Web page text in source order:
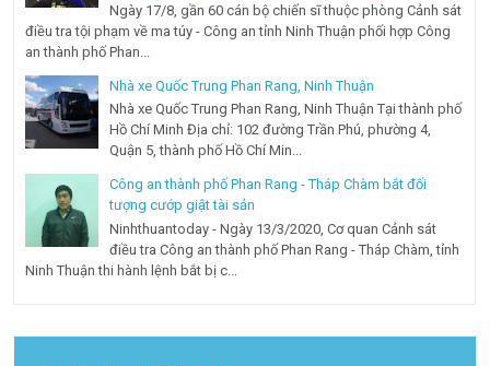
Ngày 17/8, gần 60 cán bộ chiến sĩ thuộc phòng Cảnh sát
điều tra tội phạm về ma túy - Công an tỉnh Ninh Thuận phối hợp Công
an thành phố Phan...
Nhà xe Quốc Trung Phan Rang, Ninh Thuận
Nhà xe Quốc Trung Phan Rang, Ninh Thuận Tại thành phố
Hồ Chí Minh Địa chỉ: 102 đường Trần Phú, phường 4,
Quận 5, thành phố Hồ Chí Min...
Công an thành phố Phan Rang - Tháp Chàm bắt đối
tượng cướp giật tài sản
Ninhthuantoday - Ngày 13/3/2020, Cơ quan Cảnh sát
điều tra Công an thành phố Phan Rang - Tháp Chàm, tỉnh
Ninh Thuận thi hành lệnh bắt bị c...